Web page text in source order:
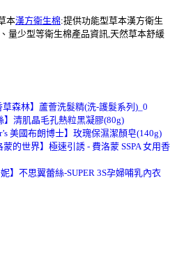
本漢方衛生棉:提供功能型草本漢方衛生
量少型等衛生棉產品資訊,天然草本舒緩
森林】蘆薈洗髮精(洗-護髮系列)_0
】清肌晶毛孔熱粒黑凝膠(80g)
美國布朗博士】玫瑰保濕潔顏皂(140g)
的世界】極速引誘 - 費洛蒙 SSPA 女用香
】不思翼蕾絲-SUPER 3S孕婦哺乳內衣